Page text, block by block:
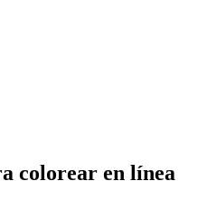
colorear en línea